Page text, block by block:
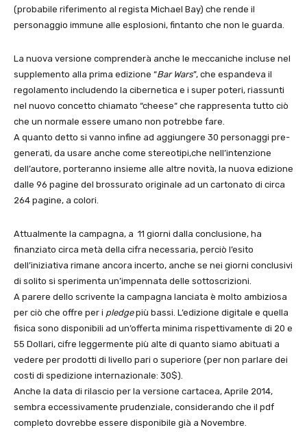
(probabile riferimento al regista Michael Bay) che rende il
personaggio immune alle esplosioni, fintanto che non le guarda.
La nuova versione comprenderà anche le meccaniche incluse nel
supplemento alla prima edizione “Bar Wars”, che espandeva il
regolamento includendo la cibernetica e i super poteri, riassunti
nel nuovo concetto chiamato “cheese“ che rappresenta tutto ciò
che un normale essere umano non potrebbe fare.
A quanto detto si vanno infine ad aggiungere 30 personaggi pre-
generati, da usare anche come stereotipi,che nell’intenzione
dell’autore, porteranno insieme alle altre novità, la nuova edizione
dalle 96 pagine del brossurato originale ad un cartonato di circa
264 pagine, a colori.
Attualmente la campagna, a 11 giorni dalla conclusione, ha
finanziato circa metà della cifra necessaria, perciò l’esito
dell’iniziativa rimane ancora incerto, anche se nei giorni conclusivi
di solito si sperimenta un’impennata delle sottoscrizioni.
A parere dello scrivente la campagna lanciata è molto ambiziosa
per ciò che offre per i pledgepiù bassi. L’edizione digitale e quella
fisica sono disponibili ad un’offerta minima rispettivamente di 20 e
55 Dollari, cifre leggermente più alte di quanto siamo abituati a
vedere per prodotti di livello pari o superiore (per non parlare dei
costi di spedizione internazionale: 30$).
Anche la data di rilascio per la versione cartacea, Aprile 2014,
sembra eccessivamente prudenziale, considerando che il pdf
completo dovrebbe essere disponibile già a Novembre.